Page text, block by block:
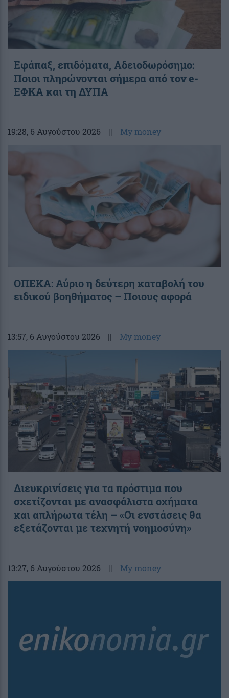
Εφάπαξ, επιδόματα, Αδειοδωρόσημο:
Ποιοι πληρώνονται σήμερα από τον e-
ΕΦΚΑ και τη ΔΥΠΑ
19:28, 6 Αυγούστου 2026 || My money
ΟΠΕΚΑ: Αύριο η δεύτερη καταβολή του
ειδικού βοηθήματος – Ποιους αφορά
13:57, 6 Αυγούστου 2026 || My money
Διευκρινίσεις για τα πρόστιμα που
σχετίζονται με ανασφάλιστα οχήματα
και απλήρωτα τέλη – «Οι ενστάσεις θα
εξετάζονται με τεχνητή νοημοσύνη»
13:27, 6 Αυγούστου 2026 || My money